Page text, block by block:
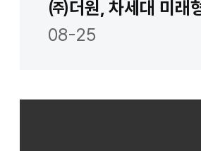
08-25